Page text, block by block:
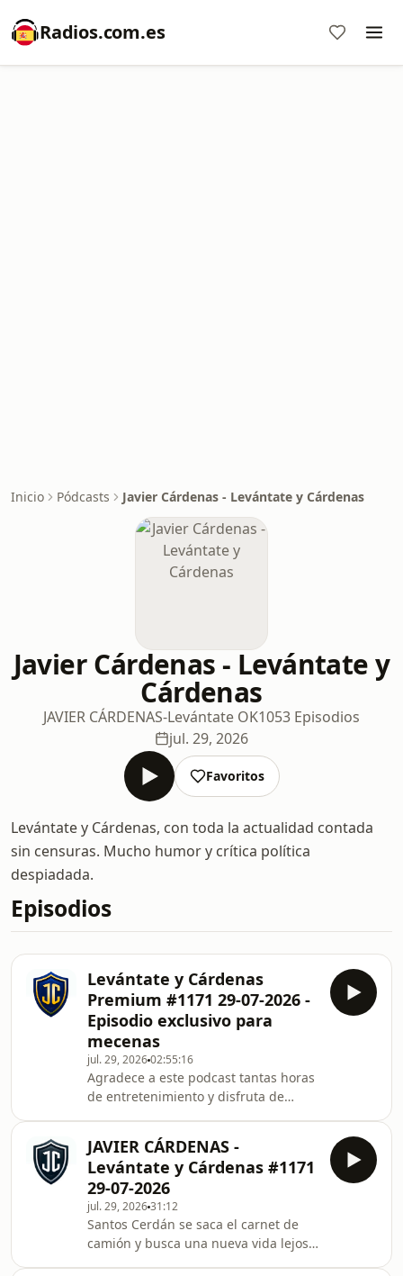
Radios.com.es
Inicio Pódcasts Javier Cárdenas - Levántate y Cárdenas
Javier Cárdenas - Levántate y
Cárdenas
JAVIER CÁRDENAS-Levántate OK1053 Episodios
jul. 29, 2026
Favoritos
Levántate y Cárdenas, con toda la actualidad contada
sin censuras. Mucho humor y crítica política
despiadada.
Episodios
Levántate y Cárdenas
Premium #1171 29-07-2026 -
Episodio exclusivo para
mecenas
jul. 29, 202602:55:16
Agradece a este podcast tantas horas
de entretenimiento y disfruta de
¡Apóyale en iVoox! Santos Cerdán se
saca el carnet de camión y busca una
nueva vida lejos de la política.Escucha
este episodio completo y accede a
todo el contenido exclusivo de Javier
Cárdenas - Levántate y Cárdenas.
Descubre antes que nadie los nuevos
episodios, y participa en la
JAVIER CÁRDENAS -
Levántate y Cárdenas #1171
29-07-2026
jul. 29, 202631:12
Santos Cerdán se saca el carnet de
camión y busca una nueva vida lejos